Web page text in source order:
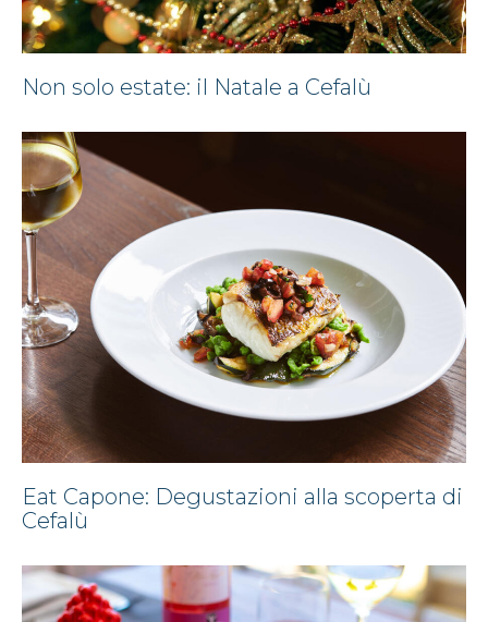
Non solo estate: il Natale a Cefalù
Eat Capone: Degustazioni alla scoperta di
Cefalù